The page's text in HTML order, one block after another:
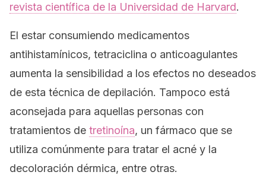
revista científica de la Universidad de Harvard.
El estar consumiendo medicamentos
antihistamínicos, tetraciclina o anticoagulantes
aumenta la sensibilidad a los efectos no deseados
de esta técnica de depilación. Tampoco está
aconsejada para aquellas personas con
tratamientos de tretinoína, un fármaco que se
utiliza comúnmente para tratar el acné y la
decoloración dérmica, entre otras.